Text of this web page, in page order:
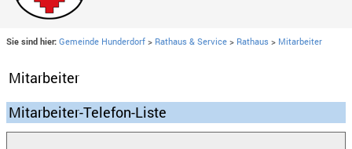
Sie sind hier: Gemeinde Hunderdorf > Rathaus & Service > Rathaus > Mitarbeiter
Mitarbeiter
Mitarbeiter-Telefon-Liste